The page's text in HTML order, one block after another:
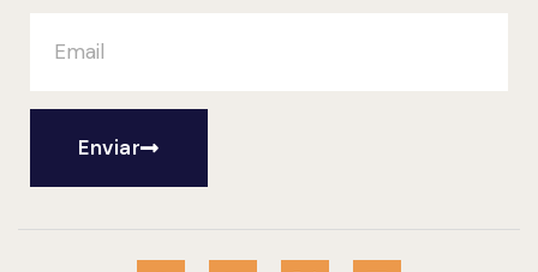
Enviar